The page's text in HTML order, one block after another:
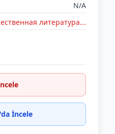
N/A
литература...
İncele